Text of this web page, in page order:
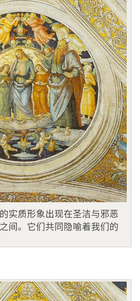
实质形象出现在圣洁与邪恶
间。它们共同隐喻着我们的